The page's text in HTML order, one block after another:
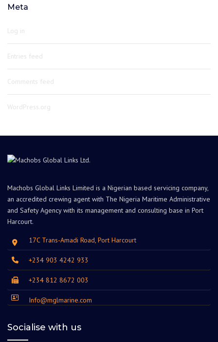
Meta
Log in
Entries feed
Comments feed
WordPress.org
Machobs Global Links Limited is a Nigerian based servicing company,
an accredited crewing agent with The Nigeria Maritime Administrative
and Safety Agency with its management and consulting base in Port
Harcourt.
17C Trans-Amadi Road, Port Harcourt
+234 903 4242 933
+234 812 8672 003
Info@mglmarine.com
Socialise with us